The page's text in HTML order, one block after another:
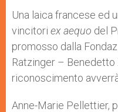
p
p
g
e
r
o
k
Una laica francese ed
vincitori ex aequo del
promosso dalla
Ratzinger – Benedetto
riconoscimento
Anne-Marie Pellettier,